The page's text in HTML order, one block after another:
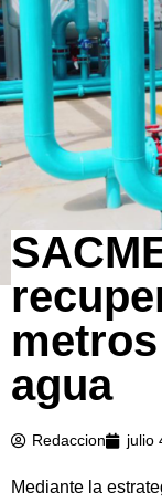
agua
Redaccion julio
Mediante la